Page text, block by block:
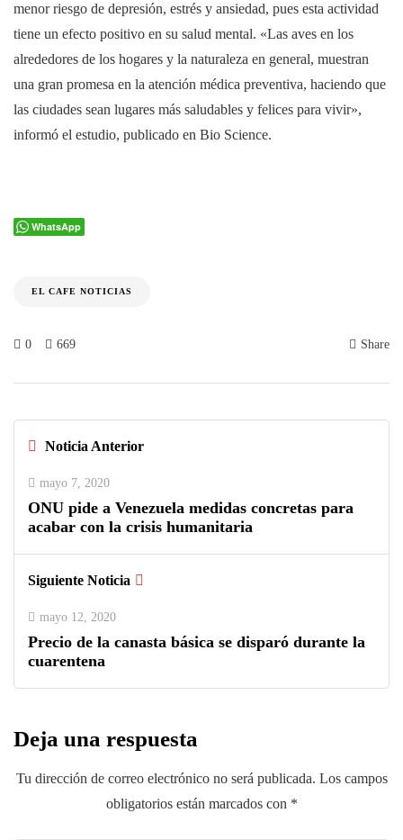
menor riesgo de depresión, estrés y ansiedad, pues esta actividad
tiene un efecto positivo en su salud mental. «Las aves en los
alrededores de los hogares y la naturaleza en general, muestran
una gran promesa en la atención médica preventiva, haciendo que
las ciudades sean lugares más saludables y felices para vivir»,
informó el estudio, publicado en Bio Science.
WhatsApp
EL CAFE NOTICIAS
0 669 Share
Noticia Anterior
mayo 7, 2020
ONU pide a Venezuela medidas concretas para
acabar con la crisis humanitaria
Siguiente Noticia
mayo 12, 2020
Precio de la canasta básica se disparó durante la
cuarentena
Deja una respuesta
Tu dirección de correo electrónico no será publicada. Los campos
obligatorios están marcados con *